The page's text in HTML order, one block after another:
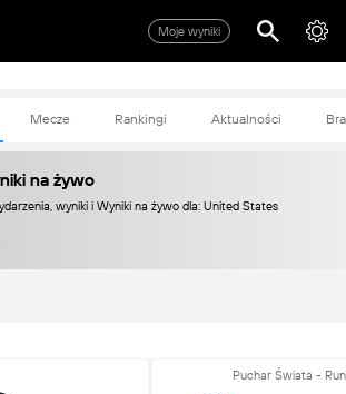
Moje wyniki
Mecze Rankingi Aktualności
na żywo
wyniki i Wyniki na żywo dla: United States
Puchar Świata -